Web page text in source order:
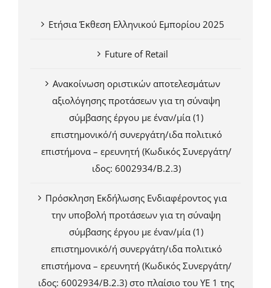
Ετήσια Έκθεση Ελληνικού Εμπορίου 2025
Future of Retail
Ανακοίνωση οριστικών αποτελεσμάτων
αξιολόγησης προτάσεων για τη σύναψη
σύμβασης έργου με έναν/μία (1)
επιστημονικό/ή συνεργάτη/ιδα πολιτικό
επιστήμονα – ερευνητή (Κωδικός Συνεργάτη/
ιδος: 6002934/Β.2.3)
Πρόσκληση Εκδήλωσης Ενδιαφέροντος για
την υποβολή προτάσεων για τη σύναψη
σύμβασης έργου με έναν/μία (1)
επιστημονικό/ή συνεργάτη/ιδα πολιτικό
επιστήμονα – ερευνητή (Κωδικός Συνεργάτη/
ιδος: 6002934/Β.2.3) στο πλαίσιο του ΥΕ 1 της